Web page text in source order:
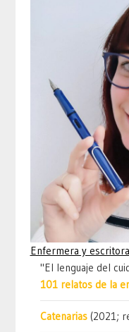
Enfermera y escritora
"El lenguaje del
101 relatos de la
Catenarias (2021;